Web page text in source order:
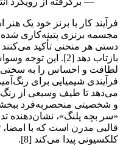
مجسمه برنزی پتینه‌کاری شده
دستی هر منحنی تأکید
بازتاب دهد [2]. این
لطافت و احساس را به سختی
فرآیندی شیمیایی برای
می‌دهد تا طیف وسیعی از
و شخصیتی منحصربه‌فرد
«سر بچه پلنگ»، نشان‌دهنده
قالبی مدرن است که با
کلکسیونی پیدا می‌کند [8].